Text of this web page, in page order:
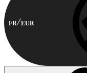
FR EUR